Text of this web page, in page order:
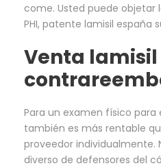
come. Usted puede objetar
PHI, patente lamisil españa
Venta lamisil
Para un examen físico para
también es más rentable
proveedor individualmente.
diverso de defensores del